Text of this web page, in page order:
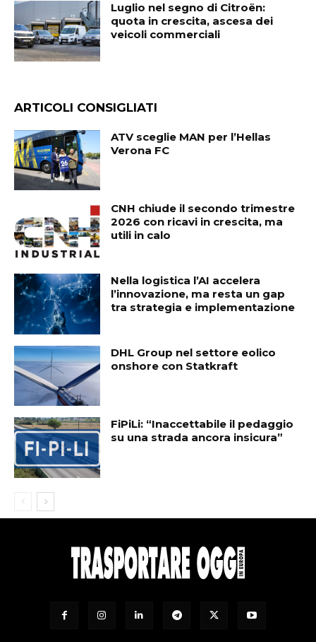
Luglio nel segno di Citroën:
quota in crescita, ascesa dei
veicoli commerciali
ARTICOLI CONSIGLIATI
ATV sceglie MAN per l’Hellas
Verona FC
CNH chiude il secondo trimestre
2026 con ricavi in crescita, ma
utili in calo
Nella logistica l’AI accelera
l’innovazione, ma resta un gap
tra strategia e implementazione
DHL Group nel settore eolico
onshore con Statkraft
FiPiLi: “Inaccettabile il pedaggio
su una strada ancora insicura”